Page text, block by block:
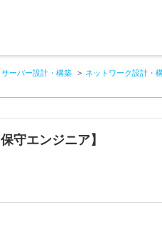
ーバー設計・構築 ネットワーク設計・
守エンジニア】